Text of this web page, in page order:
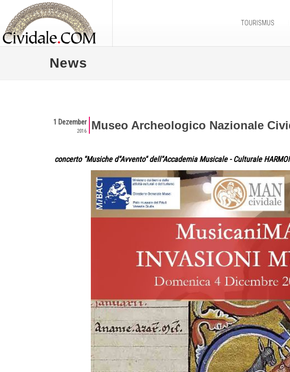
TOURISMUS
News
1 Dezember
2016 Museo Archeologico Nazionale
concerto ''Musiche d''Avvento'' dell''Accademia Musicale - Culturale